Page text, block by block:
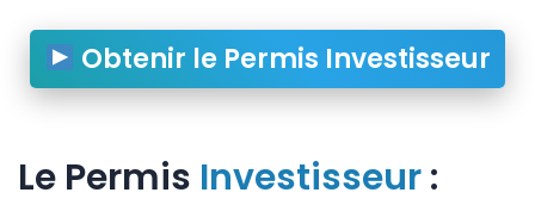
Obtenir le Permis Investisseur
Le Permis Investisseur: